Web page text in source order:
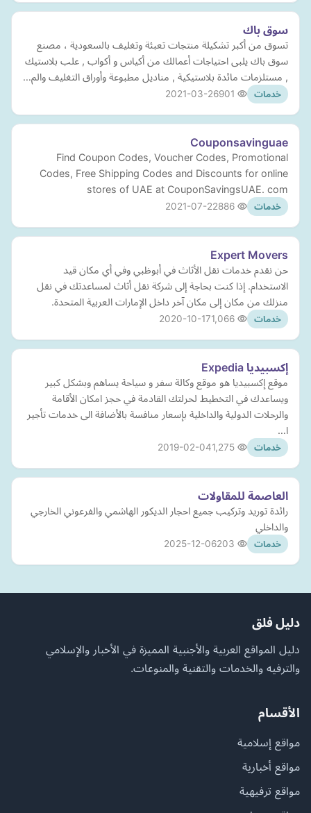
سوق باك
تسوق من أكبر تشكيلة منتجات تعبئة وتغليف بالسعودية ، مصنع
سوق باك يلبى احتياجات أعمالك من أكياس و أكواب , علب بلاستيك
, مستلزمات مائدة بلاستيكية , مناديل مطبوعة وأوراق التغليف والم…
خدمات 2021-03-26
Couponsavinguae
Find Coupon Codes, Voucher Codes, Promotional
Codes, Free Shipping Codes and Discounts for online
stores of UAE at CouponSavingsUAE. com
خدمات 2021-07-22
Expert Movers
حن نقدم خدمات نقل الأثاث في أبوظبي وفي أي مكان قيد
الاستخدام. إذا كنت بحاجة إلى شركة نقل أثاث لمساعدتك في نقل
منزلك من مكان إلى مكان آخر داخل الإمارات العربية المتحدة.
خدمات 2020-10-17
إكسبيديا Expedia
موقع إكسبيديا هو موقع وكالة سفر و سياحة يساهم وبشكل كبير
ويساعدك في التخطيط لحرلتك القادمة في حجز امكان الأقامة
والرحلات الدولية والداخلية بإسعار منافسة بالأضافة الى خدمات تأجير
ا…
خدمات 2019-02-04
العاصمة للمقاولات
رائدة توريد وتركيب جميع احجار الديكور الهاشمي والفرعوني الخارجي
والداخلي
خدمات 2025-12-06
دليل فلق
دليل المواقع العربية والأجنبية المميزة في الأخبار والإسلامي
والترفيه والخدمات والتقنية والمنوعات.
الأقسام
مواقع إسلامية
مواقع أخبارية
مواقع ترفيهية